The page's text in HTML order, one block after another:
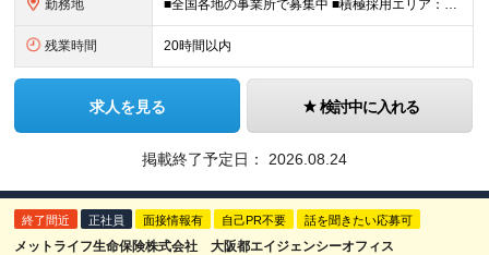
勤務地 ■全国各地の事業所で募集中 ■積極採用エリア：東京・神奈川・埼玉・千葉・愛知 ※希望の勤務地で働ける！通勤可能な事業所を選定していきます ※地元に戻って働きたいUターン希望者も歓迎します！ ※社用車を
残業時間 20時間以内
求人を見る 検討中に入れる
掲載終了予定日： 2026.08.24
終了間近 正社員 面接情報有 自己PR不要 話を聞きたい応募可
メットライフ生命保険株式会社 大阪都エイジェンシーオフィス